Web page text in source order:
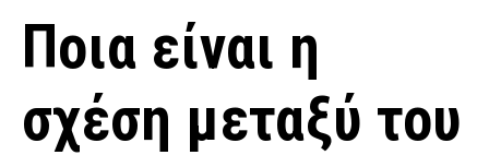
Ποια είναι η
σχέση μεταξύ του